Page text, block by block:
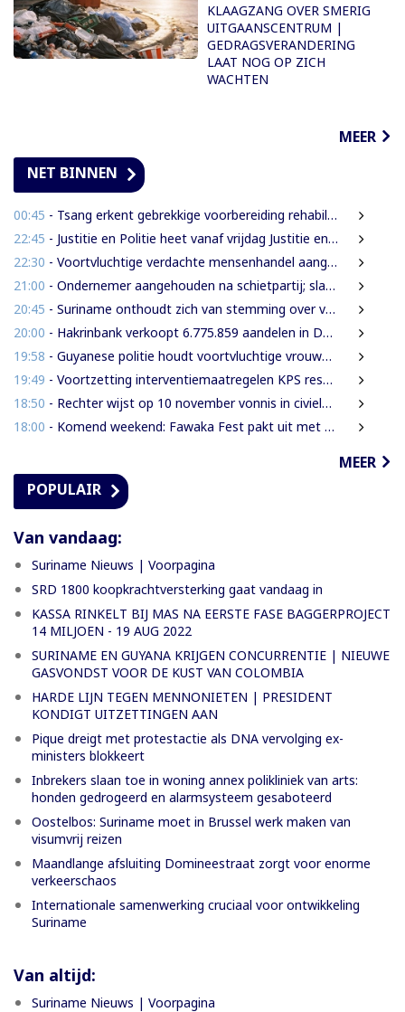
KLAAGZANG OVER SMERIG
UITGAANSCENTRUM |
GEDRAGSVERANDERING
LAAT NOG OP ZICH
WACHTEN
MEER
NET BINNEN
00:45 - Tsang erkent gebrekkige voorbereiding rehabilitatie Domineestraat
22:45 - Justitie en Politie heet vanaf vrijdag Justitie en Veiligheid
22:30 - Voortvluchtige verdachte mensenhandel aangehouden in Guyana en uitgeleverd aan Suriname
21:00 - Ondernemer aangehouden na schietpartij; slachtoffer gewond door schampschoten
20:45 - Suriname onthoudt zich van stemming over verlenging mandaat VN-mensenrechtenchef
20:00 - Hakrinbank verkoopt 6.775.859 aandelen in DSB via openbare digitale inschrijving
19:58 - Guyanese politie houdt voortvluchtige vrouwelijke verdachte in Guyana aan
19:49 - Voortzetting interventiemaatregelen KPS resulteren steeds weer in aantal aanhoudingen en inverzekeringstellingen van verdachte
18:50 - Rechter wijst op 10 november vonnis in civiele zaak Decembermoorden
18:00 - Komend weekend: Fawaka Fest pakt uit met topartiesten in het Zuiderpark van Den Haag
MEER
POPULAIR
Van vandaag:
Suriname Nieuws | Voorpagina
SRD 1800 koopkrachtversterking gaat vandaag in
KASSA RINKELT BIJ MAS NA EERSTE FASE BAGGERPROJECT
14 MILJOEN - 19 AUG 2022
SURINAME EN GUYANA KRIJGEN CONCURRENTIE | NIEUWE
GASVONDST VOOR DE KUST VAN COLOMBIA
HARDE LIJN TEGEN MENNONIETEN | PRESIDENT
KONDIGT UITZETTINGEN AAN
Pique dreigt met protestactie als DNA vervolging ex-
ministers blokkeert
Inbrekers slaan toe in woning annex polikliniek van arts:
honden gedrogeerd en alarmsysteem gesaboteerd
Oostelbos: Suriname moet in Brussel werk maken van
visumvrij reizen
Maandlange afsluiting Domineestraat zorgt voor enorme
verkeerschaos
Internationale samenwerking cruciaal voor ontwikkeling
Suriname
Van altijd:
Suriname Nieuws | Voorpagina